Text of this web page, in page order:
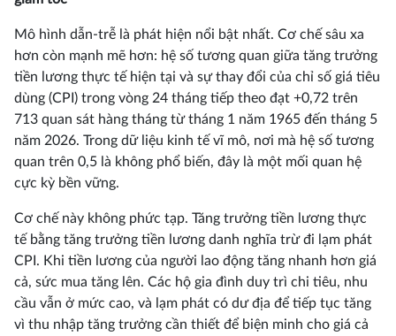
Mô hình dẫn-trễ là phát hiện nổi bật nhất. Cơ chế sâu xa
hơn còn mạnh mẽ hơn: hệ số tương quan giữa tăng trưởng
tiền lương thực tế hiện tại và sự thay đổi của chỉ số giá tiêu
dùng (CPI) trong vòng 24 tháng tiếp theo đạt +0,72 trên
713 quan sát hàng tháng từ tháng 1 năm 1965 đến tháng 5
năm 2026. Trong dữ liệu kinh tế vĩ mô, nơi mà hệ số tương
quan trên 0,5 là không phổ biến, đây là một mối quan hệ
cực kỳ bền vững.
Cơ chế này không phức tạp. Tăng trưởng tiền lương thực
tế bằng tăng trưởng tiền lương danh nghĩa trừ đi lạm phát
CPI. Khi tiền lương của người lao động tăng nhanh hơn giá
cả, sức mua tăng lên. Các hộ gia đình duy trì chi tiêu, nhu
cầu vẫn ở mức cao, và lạm phát có dư địa để tiếp tục tăng
vì thu nhập tăng trưởng cần thiết để biện minh cho giá cả